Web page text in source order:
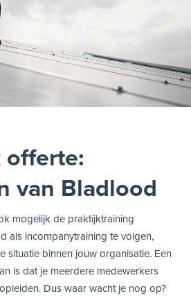
offerte:
van Bladlood
mogelijk de praktijktraining
als incompanytraining te volgen,
situatie binnen jouw organisatie. Een
is dat je meerdere medewerkers
Dus waar wacht je nog op?